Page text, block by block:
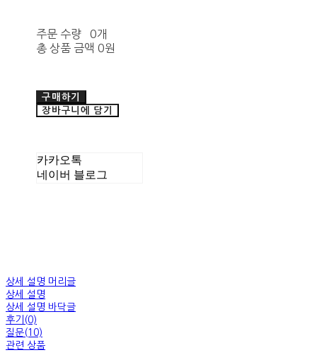
주문 수량
0개
총 상품 금액 0원
구매하기
장바구니에 담기
카카오톡
네이버 블로그
상세 설명 머리글
상세 설명
상세 설명 바닥글
후기(0)
질문(10)
관련 상품